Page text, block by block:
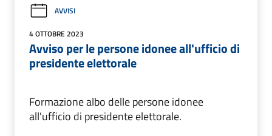
AVVISI
4 OTTOBRE 2023
Avviso per le persone idonee all'ufficio di
presidente elettorale
Formazione albo delle persone idonee
all'ufficio di presidente elettorale.